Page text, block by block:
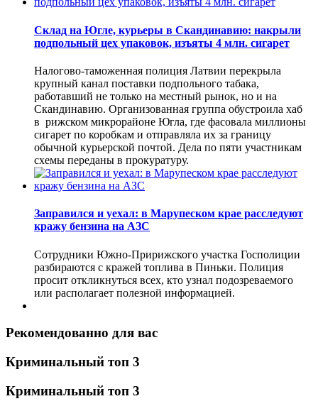
Склад на Югле, курьеры в Скандинавию: накрыли
подпольный цех упаковок, изъяты 4 млн. сигарет
Налогово-таможенная полиция Латвии перекрыла
крупный канал поставки подпольного табака,
работавший не только на местный рынок, но и на
Скандинавию. Организованная группа обустроила хаб
в рижском микрорайоне Югла, где фасовала миллионы
сигарет по коробкам и отправляла их за границу
обычной курьерской почтой. Дела по пяти участникам
схемы переданы в прокуратуру.
Заправился и уехал: в Марупеском крае расследуют
кражу бензина на АЗС
Сотрудники Южно-Пририжского участка Госполиции
разбираются с кражей топлива в Пиньки. Полиция
просит откликнуться всех, кто узнал подозреваемого
или располагает полезной информацией.
Рекомендованно для вас
Криминальный топ 3
Криминальный топ 3